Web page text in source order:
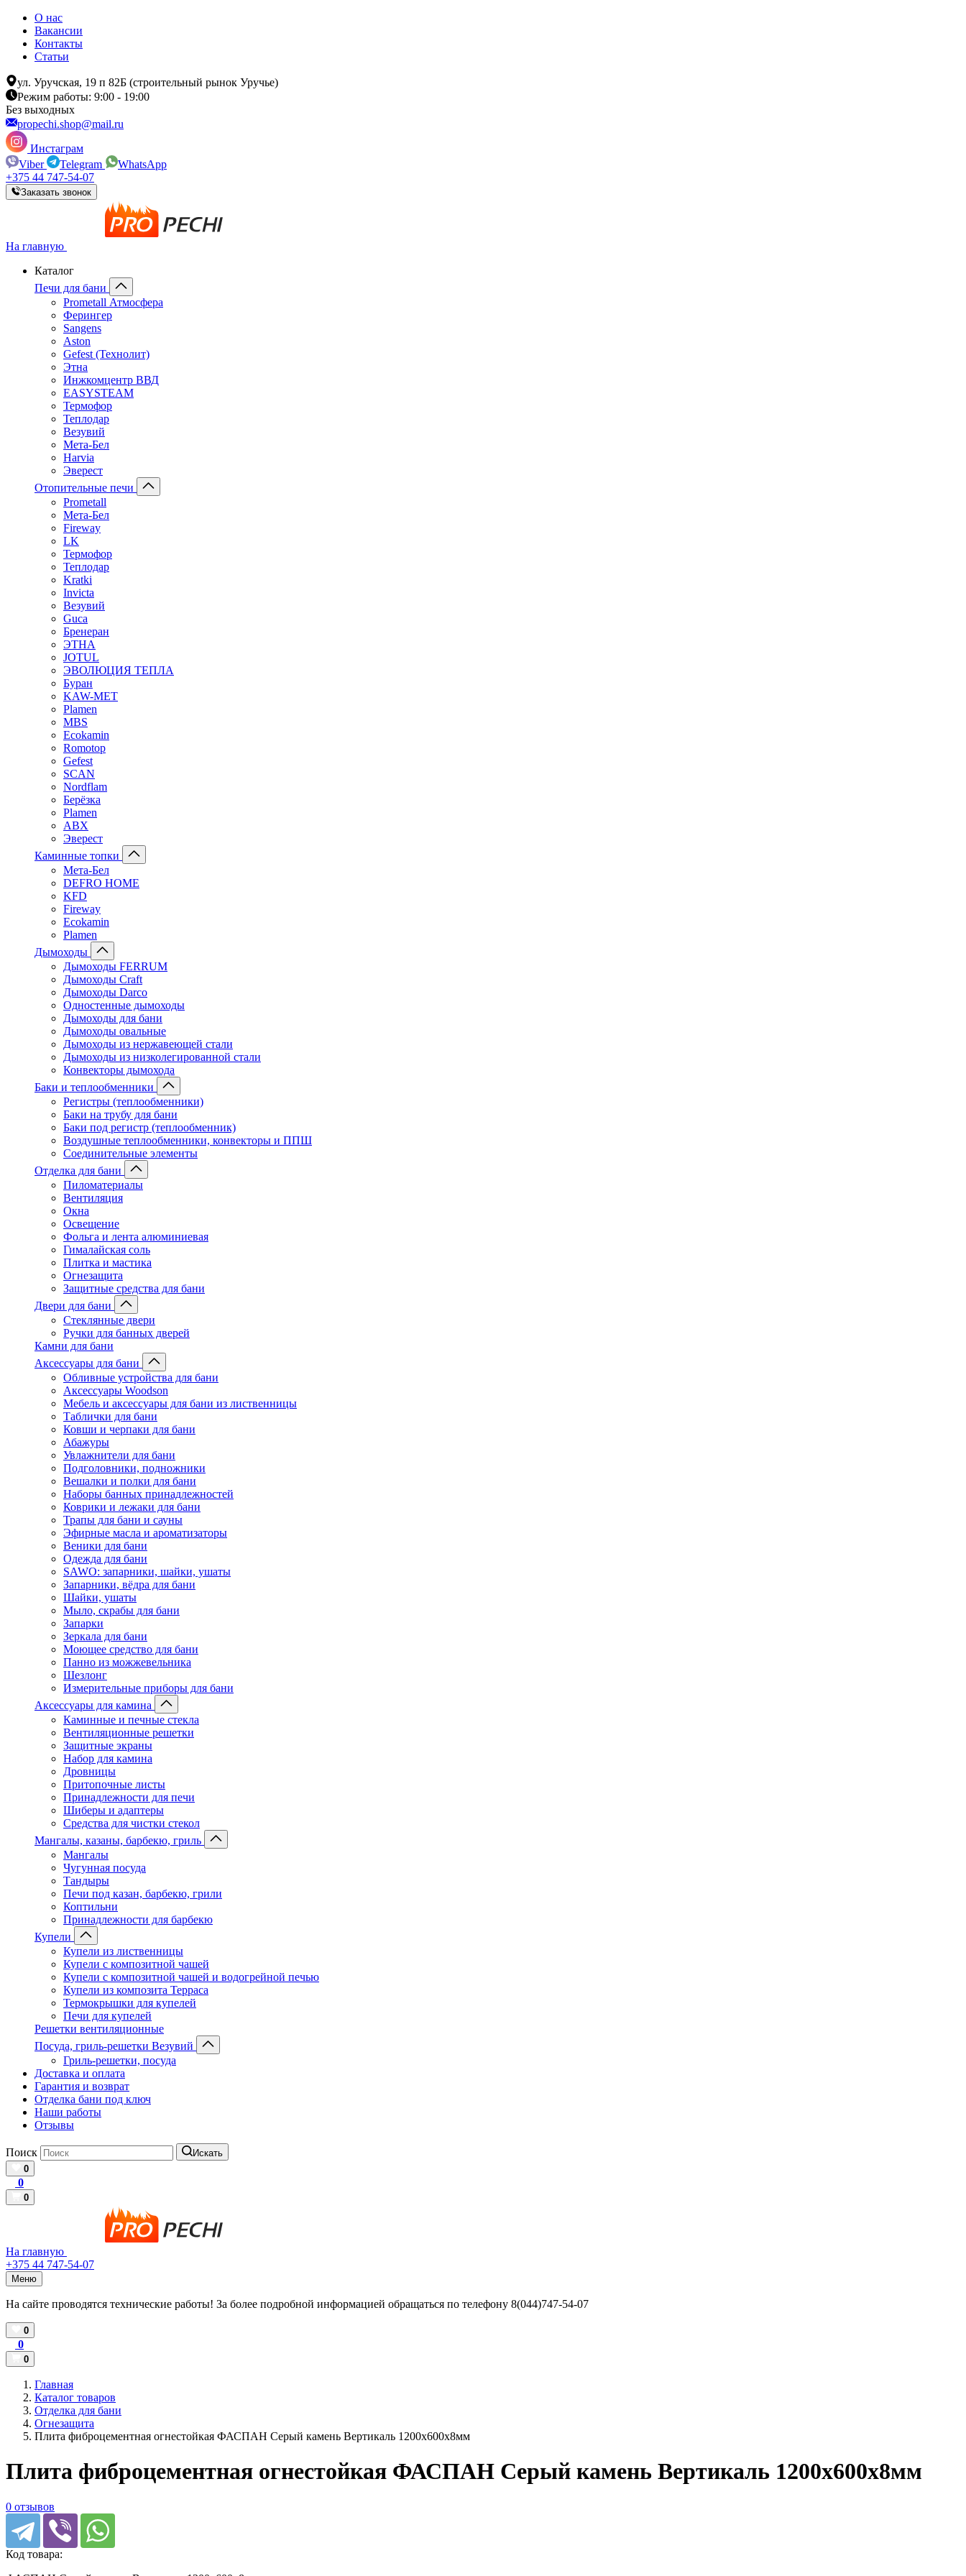
О нас
Вакансии
Контакты
Статьи
ул. Уручская, 19 п 82Б (строительный рынок Уручье)
Режим работы: 9:00 - 19:00
Без выходных
propechi.shop@mail.ru
Инстаграм
Viber
Telegram
WhatsApp
+375 44 747-54-07
Заказать звонок
На главную
Каталог
Печи для бани
Prometall Атмосфера
Ферингер
Sangens
Aston
Gefest (Технолит)
Этна
Инжкомцентр ВВД
EASYSTEAM
Термофор
Теплодар
Везувий
Мета-Бел
Harvia
Эверест
Отопительные печи
Prometall
Мета-Бел
Fireway
LK
Термофор
Теплодар
Kratki
Invicta
Везувий
Guca
Бренеран
ЭТНА
JOTUL
ЭВОЛЮЦИЯ ТЕПЛА
Буран
KAW-MET
Plamen
MBS
Ecokamin
Romotop
Gefest
SCAN
Nordflam
Берёзка
Plamen
ABX
Эверест
Каминные топки
Мета-Бел
DEFRO HOME
KFD
Fireway
Ecokamin
Plamen
Дымоходы
Дымоходы FERRUM
Дымоходы Craft
Дымоходы Darco
Одностенные дымоходы
Дымоходы для бани
Дымоходы овальные
Дымоходы из нержавеющей стали
Дымоходы из низколегированной стали
Конвекторы дымохода
Баки и теплообменники
Регистры (теплообменники)
Баки на трубу для бани
Баки под регистр (теплообменник)
Воздушные теплообменники, конвекторы и ППШ
Соединительные элементы
Отделка для бани
Пиломатериалы
Вентиляция
Окна
Освещение
Фольга и лента алюминиевая
Гималайская соль
Плитка и мастика
Огнезащита
Защитные средства для бани
Двери для бани
Стеклянные двери
Ручки для банных дверей
Камни для бани
Аксессуары для бани
Обливные устройства для бани
Аксессуары Woodson
Мебель и аксессуары для бани из лиственницы
Таблички для бани
Ковши и черпаки для бани
Абажуры
Увлажнители для бани
Подголовники, подножники
Вешалки и полки для бани
Наборы банных принадлежностей
Коврики и лежаки для бани
Трапы для бани и сауны
Эфирные масла и ароматизаторы
Веники для бани
Одежда для бани
SAWO: запарники, шайки, ушаты
Запарники, вёдра для бани
Шайки, ушаты
Мыло, скрабы для бани
Запарки
Зеркала для бани
Моющее средство для бани
Панно из можжевельника
Шезлонг
Измерительные приборы для бани
Аксессуары для камина
Каминные и печные стекла
Вентиляционные решетки
Защитные экраны
Набор для камина
Дровницы
Притопочные листы
Принадлежности для печи
Шиберы и адаптеры
Средства для чистки стекол
Мангалы, казаны, барбекю, гриль
Мангалы
Чугунная посуда
Тандыры
Печи под казан, барбекю, грили
Коптильни
Принадлежности для барбекю
Купели
Купели из лиственницы
Купели с композитной чашей
Купели с композитной чашей и водогрейной печью
Купели из композита Терраса
Термокрышки для купелей
Печи для купелей
Решетки вентиляционные
Посуда, гриль-решетки Везувий
Гриль-решетки, посуда
Доставка и оплата
Гарантия и возврат
Отделка бани под ключ
Наши работы
Отзывы
Поиск
Искать
0
0
0
На главную
+375 44 747-54-07
Меню
На сайте проводятся технические работы! За более подробной информацией обращаться по телефону 8(044)747-54-07
0
0
0
Главная
Каталог товаров
Отделка для бани
Огнезащита
Плита фиброцементная огнестойкая ФАСПАН Серый камень Вертикаль 1200х600х8мм
Плита фиброцементная огнестойкая ФАСПАН Серый камень Вертикаль 1200х600х8мм
0 отзывов
Код товара: